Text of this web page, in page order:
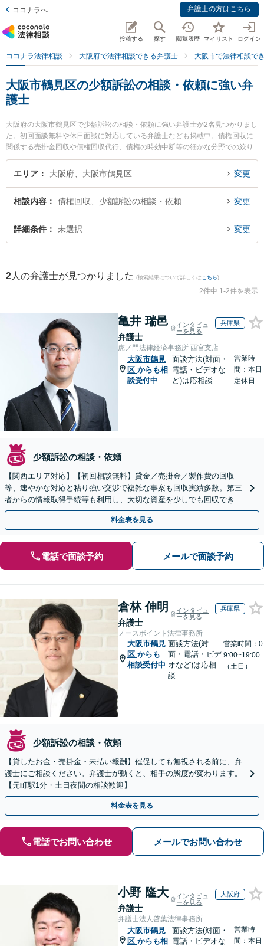
ココナラへ 弁護士の方はこちら
投稿する 探す 閲覧履歴 マイリスト ログイン
ココナラ法律相談 大阪府で法律相談できる弁護士 大阪市で法律相談で
大阪市鶴見区の少額訴訟の相談・依頼に強い弁
護士
大阪府の大阪市鶴見区で少額訴訟の相談・依頼に強い弁護士が2名見つかりまし
た。初回面談無料や休日面談に対応している弁護士なども掲載中。債権回収に
関係する売掛金回収や債権回収代行、債権の時効中断等の細かな分野での絞り
込み検索もでき便利です。特に弁護士法人 大阪鶴見法律事務所の岸 秀行弁護士
や弁護士法人ももとせ 放出法律事務所の土井 稜太弁護士のプロフィール情報や
額訴訟の相談・依頼のトラブル解決の実績豊富な近くの弁護士を検索したい』
『初回相談無料で少額訴訟の相談・依頼を法律相談できる大阪市鶴見区内の弁
護士に相談予約したい』などでお困りの相談者さんにおすすめです。
エリア 大阪府、大阪市鶴見区 変更
相談内容 債権回収、少額訴訟の相談・依頼 変更
詳細条件 未選択 変更
2 人の弁護士が見つかりました (検索結果について詳しくは こちら)
2件中 1-2件を表示
亀井 瑞邑
弁護士
インタビュ
ーを見る
兵庫県
虎ノ門法律経済事務所 西宮支店
大阪市鶴見
区 からも相
談受付中
面談方法(対面・
電話・ビデオな
ど)は応相談
営業時
間：本日
定休日
少額訴訟の相談・依頼
【関西エリア対応】【初回相談無料】貸金／売掛金／製作費の回収
等、速やかな対応と粘り強い交渉で複雑な事案も回収実績多数。第三
者からの情報取得手続等も利用し、大切な資産を少しでも回収できる
よう尽力します【フリーランス・個人事業主のご相談も対応】
料金表を見る
電話で面談予約 メールで面談予約
倉林 伸明
弁護士
インタビュ
ーを見る
兵庫県
ノースポイント法律事務所
大阪市鶴見
区 からも
相談受付中
面談方法(対
面・電話・ビデ
オなど)は応相
談
営業時間：0
9:00~19:00
（土日）
少額訴訟の相談・依頼
【貸したお金・売掛金・未払い報酬】催促しても無視される前に、弁
護士にご相談ください。弁護士が動くと、相手の態度が変わります。
【元町駅1分・土日夜間の相談歓迎】
料金表を見る
電話でお問い合わせ メールでお問い合わせ
小野 隆大
弁護士
インタビュ
ーを見る
大阪府
弁護士法人啓葉法律事務所
大阪市鶴見
区 からも相
面談方法(対面・
電話・ビデオな
営業時
間：本日